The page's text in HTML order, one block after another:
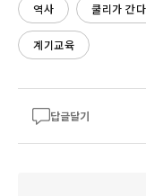
역사 쿨리가 간다
계기교육
답글달기